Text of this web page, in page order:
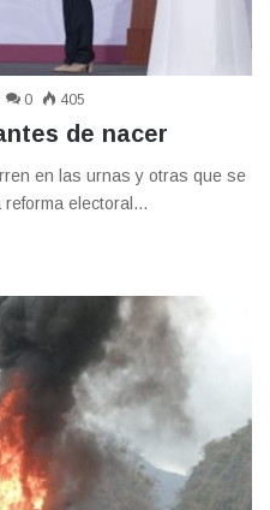
0 405
de nacer
en las urnas y otras que se
reforma electoral…